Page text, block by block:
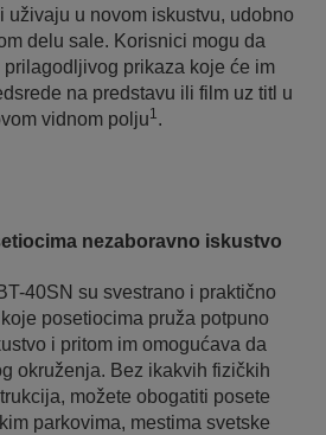
uživaju u novom iskustvu, udobno
delu sale. Korisnici mogu da
prikaza koje će im
na predstavu ili film uz titl u
vidnom polju1.
nezaboravno iskustvo
40SN su svestrano i praktično
posetiocima pruža potpuno
i pritom im omogućava da
okruženja. Bez ikakvih fizičkih
možete obogatiti posete
parkovima, mestima svetske